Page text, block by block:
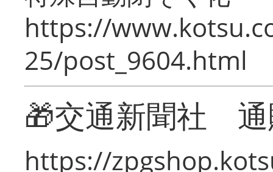
https://
25/post_9604.html
🎁交通新聞社
https://